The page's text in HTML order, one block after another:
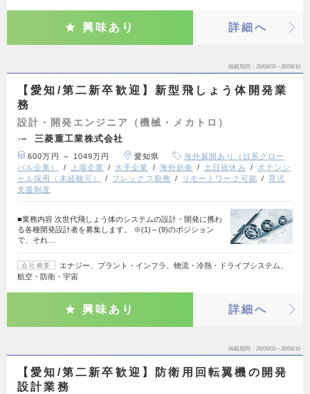
興味あり 詳細へ
掲載期間 26/08/03～26/08/16
【愛知/第二新卒歓迎】新型飛しょう体開発業
務
設計・開発エンジニア（機械・メカトロ）
三菱重工業株式会社
600万円 ～ 1049万円 愛知県
海外展開あり（日系グロー
バル企業）
上場企業 大手企業 海外折衝 土日祝休み
ポテンシ
ャル採用（未経験可）
フレックス勤務 リモートワーク可能
育児
支援制度
■業務内容 次世代飛しょう体のシステムの設計・開発に携わ
る各種開発設計者を募集します。 ※(1)～(9)のポジション
で、それ…
会社概要
エナジー、プラント・インフラ、物流・冷熱・ドライブシステム、
航空・防衛・宇宙
興味あり 詳細へ
掲載期間 26/08/03～26/08/16
【愛知/第二新卒歓迎】防衛用回転翼機の開発
設計業務